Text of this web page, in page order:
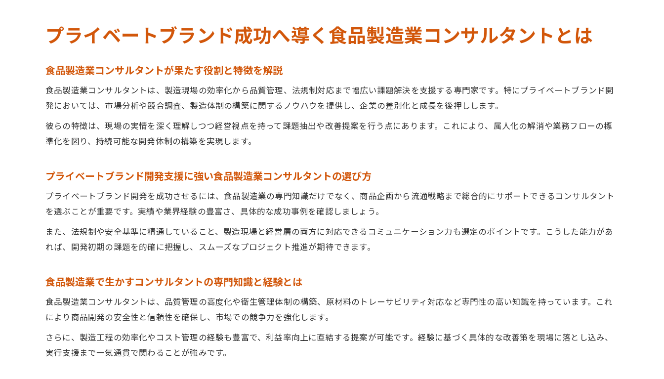
食品製造業の成長を支えるPB開発支援の現場事例
食品製造業コンサルタントによるPB立ち上げ現場の実例紹介
食品製造業コンサルタントが導いた成長の成功事例を解説
PB開発現場で食品製造業コンサルタントが重視する視点
食品製造業の現場目線で進めるPB開発支援の実際
自社強みを活かすPB開発に必要なコンサル活用術
食品製造業コンサルタントと強み発掘のポイントを知る
自社の特徴を最大化する食品製造業コンサルタントの使い方
食品製造業コンサルタントが導く差別化の実現アプローチ
食品製造業の強みを伸ばすPB開発とコンサル活用の秘訣
差別化実現に効く食品製造業コンサルタントの視点
食品製造業コンサルタントが示す差別化の新しい切り口
食品製造業コンサルタントの視点で実現する独自性強化
競合と差をつける食品製造業コンサルタントの助言
食品製造業コンサルタントによるブランド価値向上の視点
PB商品開発で失敗しない課題抽出と解決方法
食品製造業コンサルタントが行う課題抽出の具体的手法
プライベートブランド成功へ導く食品製造業コンサルタントとは
食品製造業コンサルタントが果たす役割と特徴を解説
食品製造業コンサルタントは、製造現場の効率化から品質管理、法規制対応まで幅広い課題解決を支援する専門家です。特にプライベートブランド開
発においては、市場分析や競合調査、製造体制の構築に関するノウハウを提供し、企業の差別化と成長を後押しします。
彼らの特徴は、現場の実情を深く理解しつつ経営視点を持って課題抽出や改善提案を行う点にあります。これにより、属人化の解消や業務フローの標
準化を図り、持続可能な開発体制の構築を実現します。
プライベートブランド開発支援に強い食品製造業コンサルタントの選び方
プライベートブランド開発を成功させるには、食品製造業の専門知識だけでなく、商品企画から流通戦略まで総合的にサポートできるコンサルタント
を選ぶことが重要です。実績や業界経験の豊富さ、具体的な成功事例を確認しましょう。
また、法規制や安全基準に精通していること、製造現場と経営層の両方に対応できるコミュニケーション力も選定のポイントです。こうした能力があ
れば、開発初期の課題を的確に把握し、スムーズなプロジェクト推進が期待できます。
食品製造業で生かすコンサルタントの専門知識と経験とは
食品製造業コンサルタントは、品質管理の高度化や衛生管理体制の構築、原材料のトレーサビリティ対応など専門性の高い知識を持っています。これ
により商品開発の安全性と信頼性を確保し、市場での競争力を強化します。
さらに、製造工程の効率化やコスト管理の経験も豊富で、利益率向上に直結する提案が可能です。経験に基づく具体的な改善策を現場に落とし込み、
実行支援まで一気通貫で関わることが強みです。